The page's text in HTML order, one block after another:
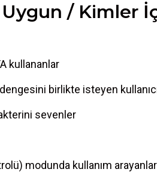
/ Kimler
kullananlar
birlikte isteyen
sevenler
modunda kullanım arayanlar